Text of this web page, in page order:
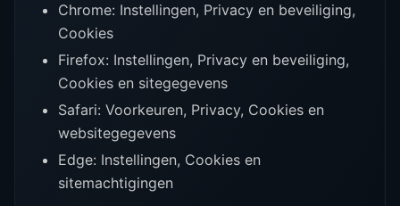
Chrome: Instellingen, Privacy en beveiliging,
Cookies
Firefox: Instellingen, Privacy en beveiliging,
Cookies en sitegegevens
Safari: Voorkeuren, Privacy, Cookies en
websitegegevens
Edge: Instellingen, Cookies en
sitemachtigingen